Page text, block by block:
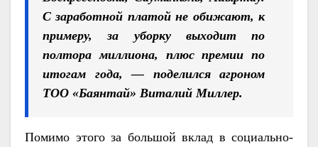
С заработной платой не обижают, к
примеру, за уборку выходит по
полтора миллиона, плюс премии по
итогам года, — поделился агроном
ТОО «Баянтай» Виталий Миллер.
Помимо этого за большой вклад в социально-